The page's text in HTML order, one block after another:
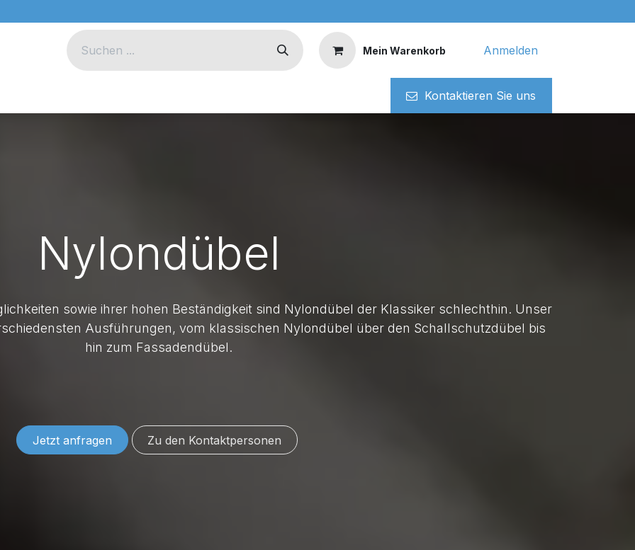
Mein Warenkorb Anmelden
Kontaktieren ​​Si​​e uns
Nylondübel
sowie ihrer hohen Beständigkeit sind Nylondübel der Klassiker schlechthin. Unser
Ausführungen, vom klassischen Nylondübel über den Schallschutzdübel bis
hin zum Fassadendübel.
Jetzt anfragen Zu den Konta​​​​​​​​​​​​ktper​​sonen